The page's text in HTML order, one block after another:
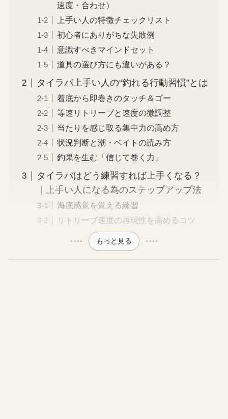
速度・合わせ）
上手い人の特徴チェックリスト
初心者にありがちな失敗例
意識すべきマインドセット
道具の選び方にも違いがある？
タイラバ上手い人の“釣れる行動習慣”とは
着底から即巻きのタッチ＆ゴー
等速リトリーブと速度の微調整
当たりを感じ取る集中力の高め方
状況判断と潮・ベイトの読み方
釣果を生む「信じて巻く力」
タイラバはどう練習すれば上手くなる？
｜上手い人になる為のステップアップ法
海底感覚を覚える練習
リトリーブ速度の再現性を高めるコツ
もっと見る